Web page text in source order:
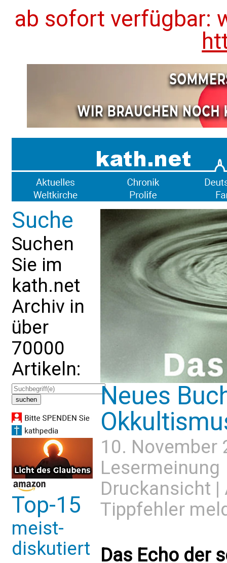
ab sofort verfügbar:
Suche
Suchen
Sie im
kath.net
Archiv in
über
70000
Artikeln:
Top-15
meist-
diskutiert
Neues
10. November
Lesermeinung
Druckansicht |
Tippfehler
Das Echo der